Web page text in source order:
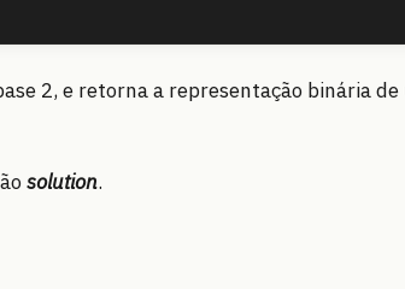
2, e retorna a representação binária de
solution.